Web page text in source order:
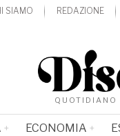
SIAMO REDAZIONE
QUOTIDIANO
ECONOMIA